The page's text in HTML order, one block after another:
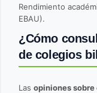
Rendimiento
EBAU).
¿Cómo
de colegios
Las opiniones